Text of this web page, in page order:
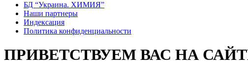
БД “Украина. ХИМИЯ”
Наши партнеры
Индексация
Политика конфиденциальности
ПРИВЕТСТВУЕМ ВАС НА